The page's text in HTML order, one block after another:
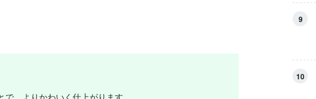
、よりかわいく仕上がります。
9
10